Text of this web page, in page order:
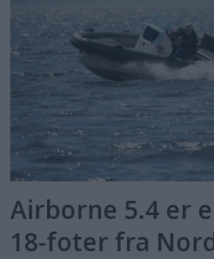
Airborne 5.4 er
18-foter fra